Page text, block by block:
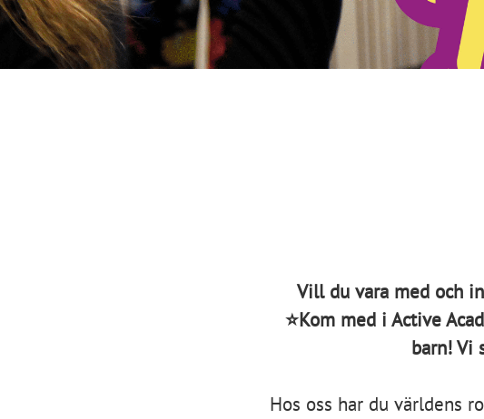
Vill du vara med och
⭐Kom med i Active
barn! Vi
Hos oss har du världens